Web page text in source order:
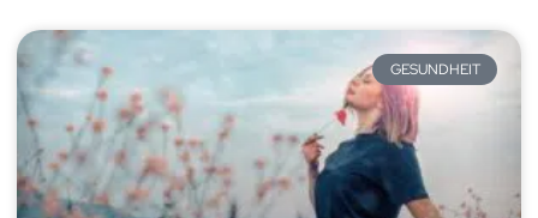
GESUNDHEIT